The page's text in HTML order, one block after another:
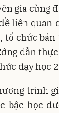
gia cùng
liên quan
tổ chức
dẫn
dạy học
trình
bậc học